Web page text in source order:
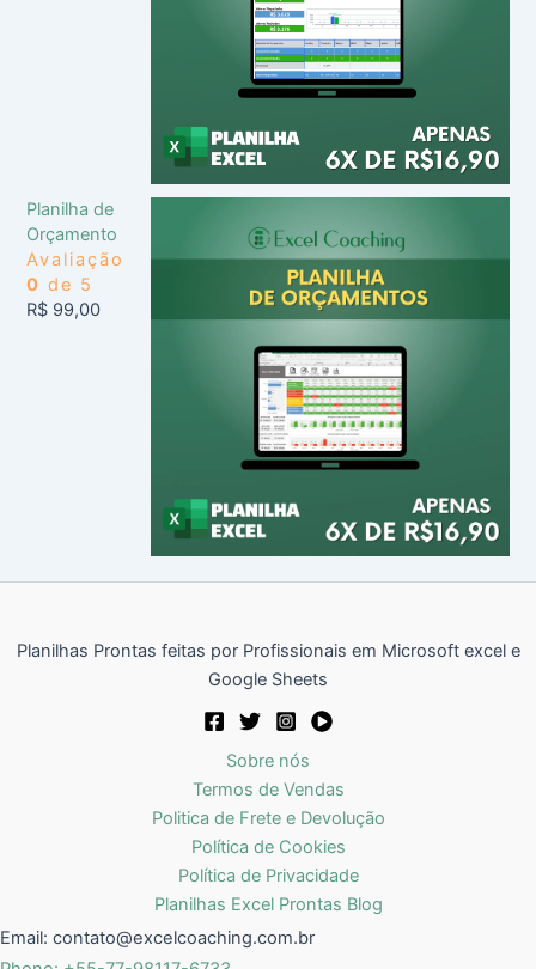
Planilha de
Orçamento
Avaliação
0 de 5
R$ 99,00
Planilhas Prontas feitas por Profissionais em Microsoft excel e
Google Sheets
Sobre nós
Termos de Vendas
Politica de Frete e Devolução
Política de Cookies
Política de Privacidade
Planilhas Excel Prontas Blog
Email: contato@excelcoaching.com.br